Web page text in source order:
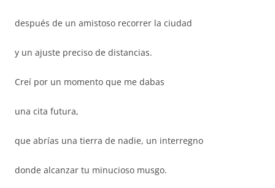
después de un amistoso recorrer la ciudad
y un ajuste preciso de distancias.
Creí por un momento que me dabas
una cita futura,
que abrías una tierra de nadie, un interregno
donde alcanzar tu minucioso musgo.